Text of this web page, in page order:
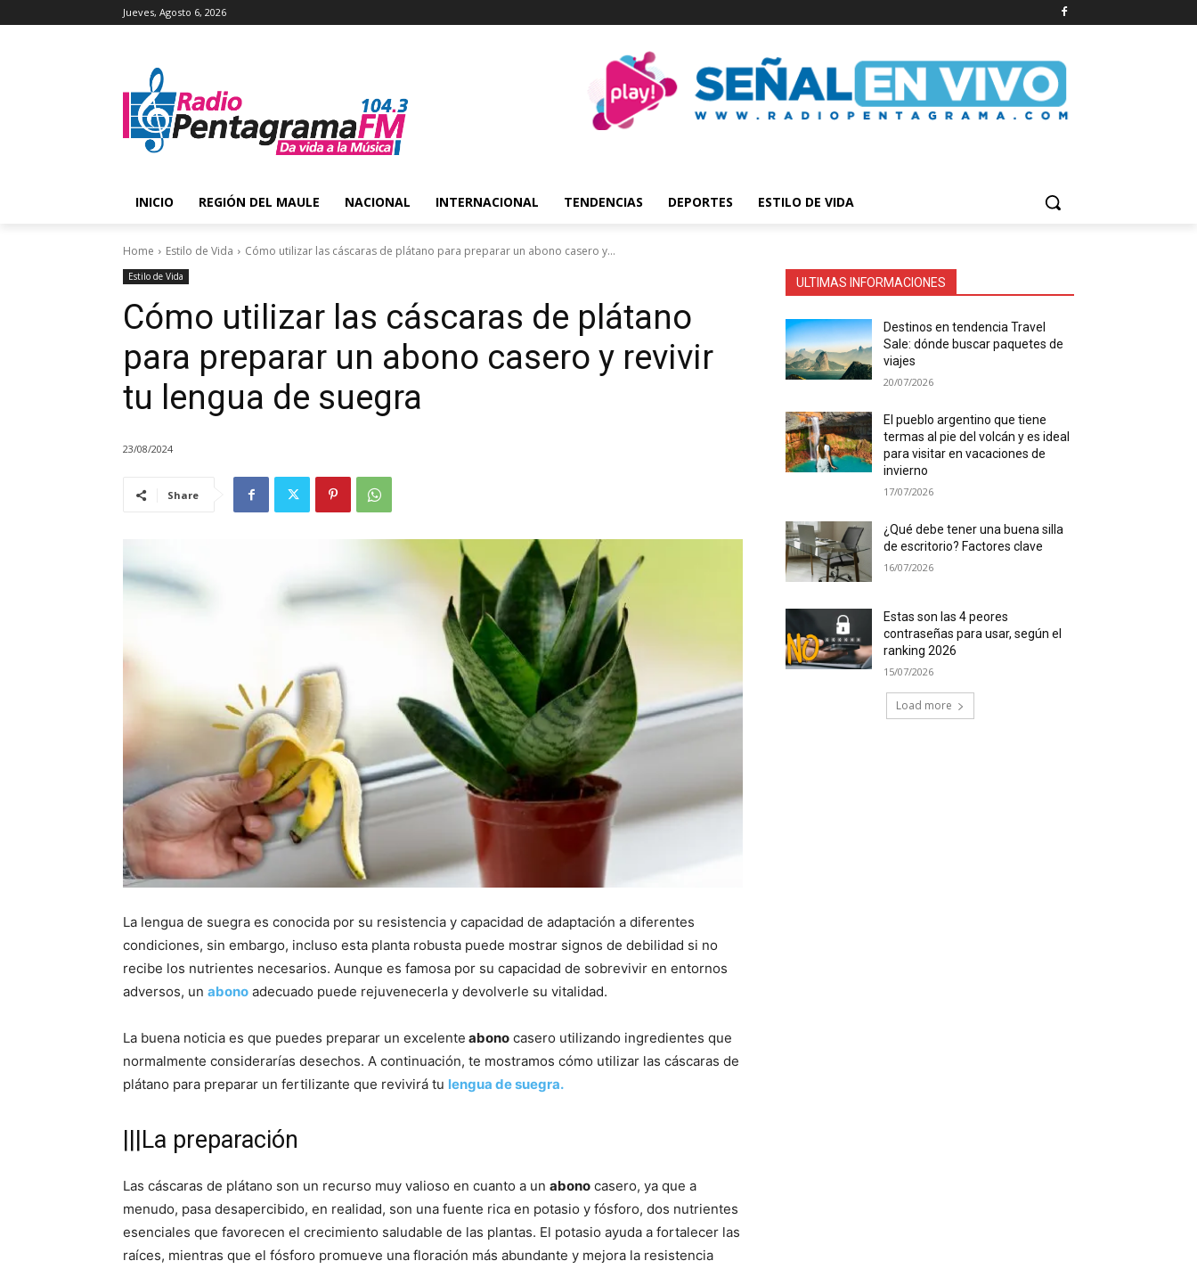
Jueves, Agosto 6, 2026
INICIO REGIÓN DEL MAULE NACIONAL INTERNACIONAL TENDENCIAS DEPORTES ESTILO DE VIDA
Home Estilo de Vida Cómo utilizar las cáscaras de plátano para preparar un abono casero y...
Estilo de Vida
Cómo utilizar las cáscaras de plátano
para preparar un abono casero y revivir
tu lengua de suegra
23/08/2024
Share
La lengua de suegra es conocida por su resistencia y capacidad de adaptación a diferentes
condiciones, sin embargo, incluso esta planta robusta puede mostrar signos de debilidad si no
recibe los nutrientes necesarios. Aunque es famosa por su capacidad de sobrevivir en entornos
adversos, un abono adecuado puede rejuvenecerla y devolverle su vitalidad.
La buena noticia es que puedes preparar un excelente abono casero utilizando ingredientes que
normalmente considerarías desechos. A continuación, te mostramos cómo utilizar las cáscaras de
plátano para preparar un fertilizante que revivirá tu lengua de suegra.
|||La preparación
Las cáscaras de plátano son un recurso muy valioso en cuanto a un abono casero, ya que a
menudo, pasa desapercibido, en realidad, son una fuente rica en potasio y fósforo, dos nutrientes
esenciales que favorecen el crecimiento saludable de las plantas. El potasio ayuda a fortalecer las
raíces, mientras que el fósforo promueve una floración más abundante y mejora la resistencia
ULTIMAS INFORMACIONES
Destinos en tendencia Travel
Sale: dónde buscar paquetes de
viajes
20/07/2026
El pueblo argentino que tiene
termas al pie del volcán y es ideal
para visitar en vacaciones de
invierno
17/07/2026
¿Qué debe tener una buena silla
de escritorio? Factores clave
16/07/2026
Estas son las 4 peores
contraseñas para usar, según el
ranking 2026
15/07/2026
Load more